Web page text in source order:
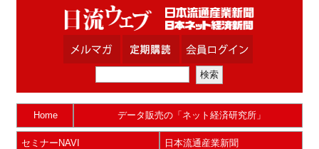
Home データ販売の「ネット経済研究所」
セミナーNAVI 日本流通産業新聞